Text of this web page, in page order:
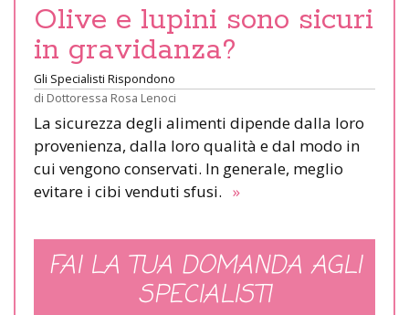
Olive e lupini sono sicuri
in gravidanza?
Gli Specialisti Rispondono
di Dottoressa Rosa Lenoci
La sicurezza degli alimenti dipende dalla loro
provenienza, dalla loro qualità e dal modo in
cui vengono conservati. In generale, meglio
evitare i cibi venduti sfusi. »
FAI LA TUA DOMANDA AGLI
SPECIALISTI